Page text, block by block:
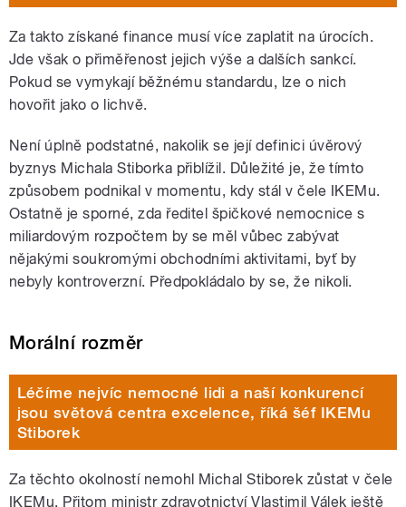
Za takto získané finance musí více zaplatit na úrocích.
Jde však o přiměřenost jejich výše a dalších sankcí.
Pokud se vymykají běžnému standardu, lze o nich
hovořit jako o lichvě.
Není úplně podstatné, nakolik se její definici úvěrový
byznys Michala Stiborka přiblížil. Důležité je, že tímto
způsobem podnikal v momentu, kdy stál v čele IKEMu.
Ostatně je sporné, zda ředitel špičkové nemocnice s
miliardovým rozpočtem by se měl vůbec zabývat
nějakými soukromými obchodními aktivitami, byť by
nebyly kontroverzní. Předpokládalo by se, že nikoli.
Morální rozměr
Léčíme nejvíc nemocné lidi a naší konkurencí
jsou světová centra excelence, říká šéf IKEMu
Stiborek
Za těchto okolností nemohl Michal Stiborek zůstat v čele
IKEMu. Přitom ministr zdravotnictví Vlastimil Válek ještě